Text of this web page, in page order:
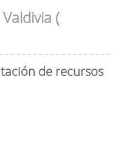
(
de recursos